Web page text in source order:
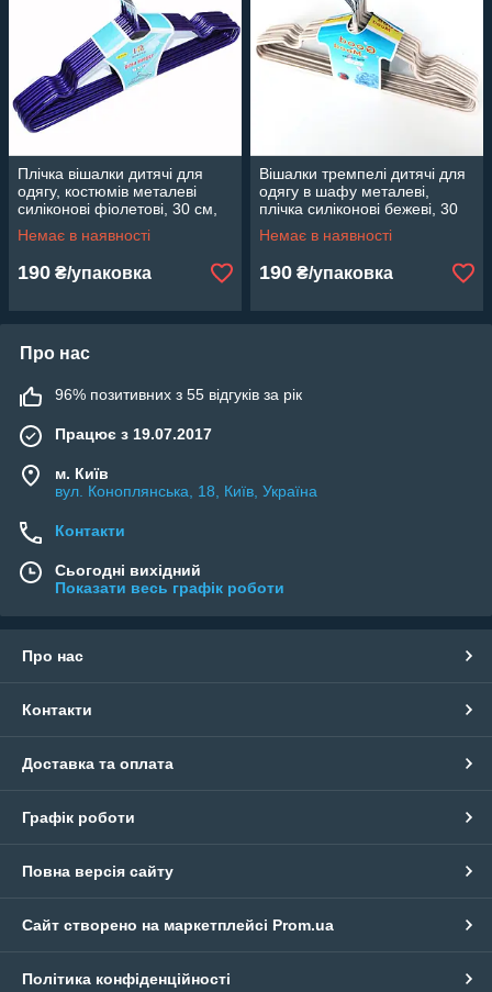
Плічка вішалки дитячі для
одягу, костюмів металеві
силіконові фіолетові, 30 см,
10 шт
Немає в наявності
190 ₴/упаковка
Вішалки тремпелі дитячі для
одягу в шафу металеві,
плічка силіконові бежеві, 30
см, 10 шт
Немає в наявності
190 ₴/упаковка
Про нас
96% позитивних з 55 відгуків за рік
Працює з 19.07.2017
м. Київ
вул. Коноплянська, 18, Київ, Україна
Контакти
Сьогодні вихідний
Показати весь графік роботи
Про нас
Контакти
Доставка та оплата
Графік роботи
Повна версія сайту
Сайт створено на маркетплейсі Prom.ua
Політика конфіденційності